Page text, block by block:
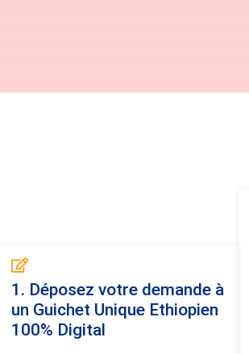
1. Déposez votre demande à
un Guichet Unique Ethiopien
100% Digital